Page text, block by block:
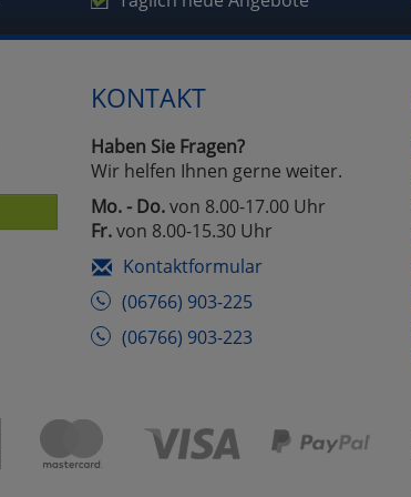
KONTAKT
Haben Sie Fragen?
Wir helfen Ihnen gerne weiter.
Mo. - Do.von 8.00-17.00 Uhr
Fr.von 8.00-15.30 Uhr
Kontaktformular
(06766) 903-225
(06766) 903-223